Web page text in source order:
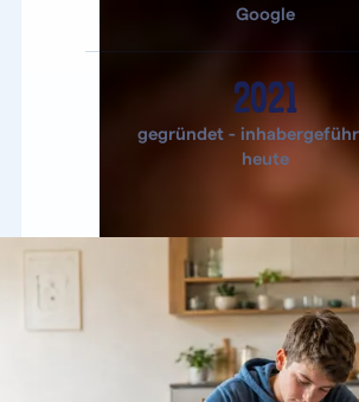
Google
2021
gegründet -
heute